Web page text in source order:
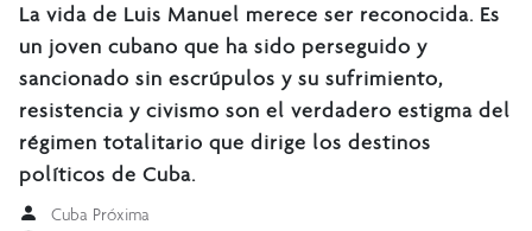
La vida de Luis Manuel merece ser reconocida. Es
un joven cubano que ha sido perseguido y
sancionado sin escrúpulos y su sufrimiento,
resistencia y civismo son el verdadero estigma del
régimen totalitario que dirige los destinos
políticos de Cuba.
Cuba Próxima